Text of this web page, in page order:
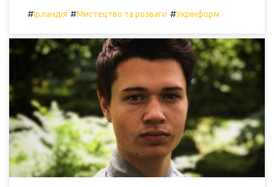
#Ірландія #Мистецтво та розваги #Укрінформ